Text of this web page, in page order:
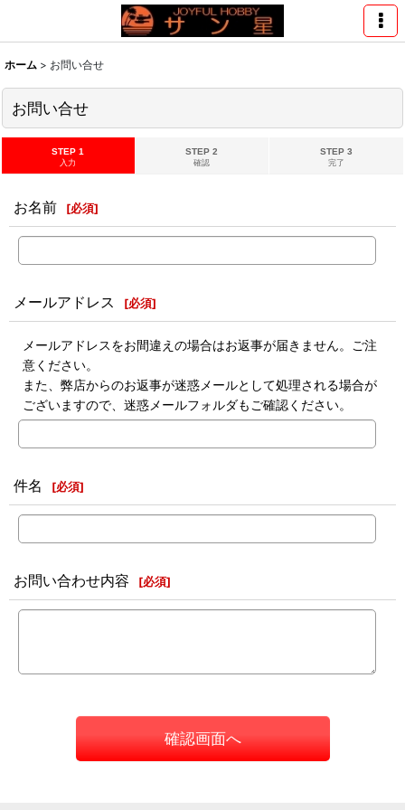
ホーム > お問い合せ
お問い合せ
STEP 1
入力
STEP 2
確認
STEP 3
完了
お名前 [必須]
メールアドレス [必須]
メールアドレスをお間違えの場合はお返事が届きません。ご注
意ください。
また、弊店からのお返事が迷惑メールとして処理される場合が
ございますので、迷惑メールフォルダもご確認ください。
件名 [必須]
お問い合わせ内容 [必須]
確認画面へ